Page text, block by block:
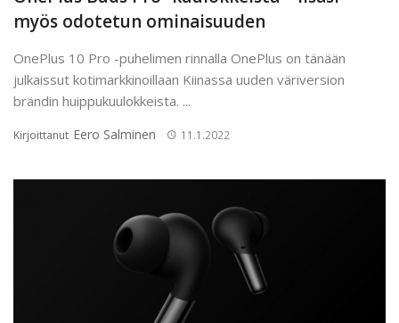
myös odotetun ominaisuuden
OnePlus 10 Pro -puhelimen rinnalla OnePlus on tänään
julkaissut kotimarkkinoillaan Kiinassa uuden väriversion
brändin huippukuulokkeista. ...
Kirjoittanut Eero Salminen 11.1.2022